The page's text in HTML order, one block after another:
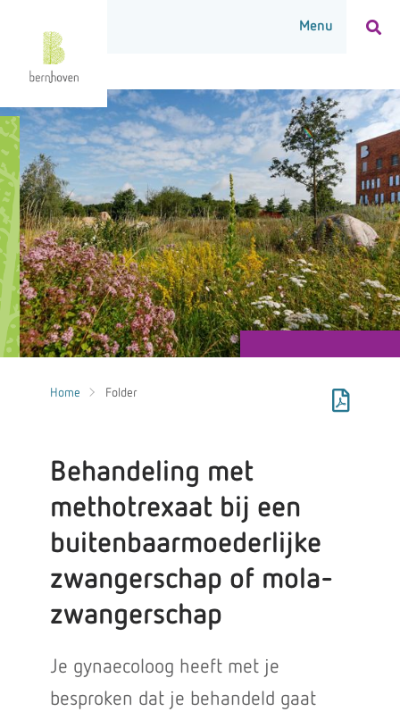
Home Folder
Behandeling met
methotrexaat bij een
buitenbaarmoederlijke
zwangerschap of mola-
zwangerschap
Je gynaecoloog heeft met je
besproken dat je behandeld gaat